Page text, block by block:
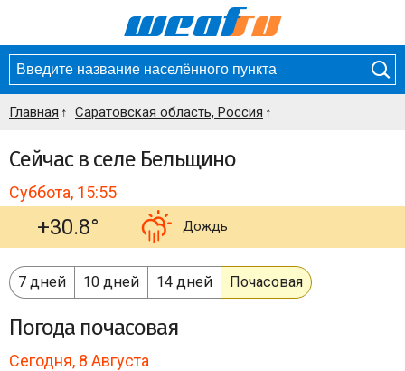
Главная Саратовская область, Россия
Сейчас в селе Бельщино
Суббота, 15:55
+30.8° Дождь
7 дней 10 дней 14 дней Почасовая
Погода почасовая
Сегодня, 8 Августа